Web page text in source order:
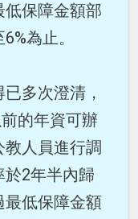
保障金額部
為止。
多次澄清，
的年資可辦
人員進行調
2年半內歸
最低保障金額